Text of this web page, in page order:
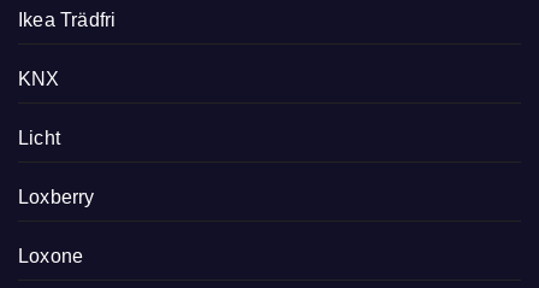
Ikea Trädfri
KNX
Licht
Loxberry
Loxone